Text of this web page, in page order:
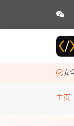
安
主页